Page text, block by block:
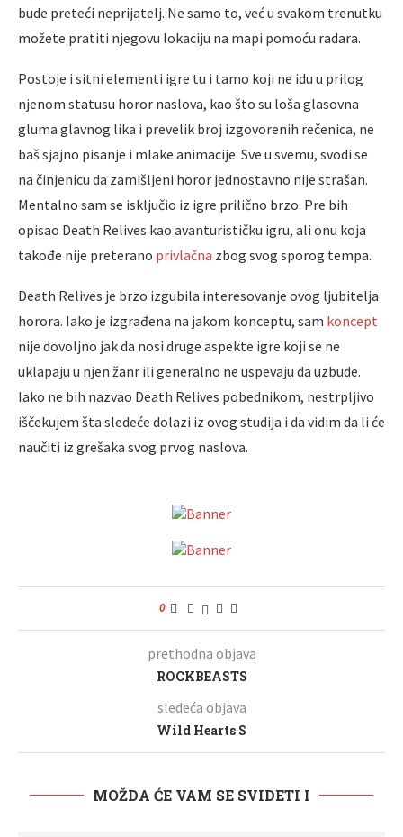
bude preteći neprijatelj. Ne samo to, već u svakom trenutku
možete pratiti njegovu lokaciju na mapi pomoću radara.
Postoje i sitni elementi igre tu i tamo koji ne idu u prilog
njenom statusu horor naslova, kao što su loša glasovna
gluma glavnog lika i prevelik broj izgovorenih rečenica, ne
baš sjajno pisanje i mlake animacije. Sve u svemu, svodi se
na činjenicu da zamišljeni horor jednostavno nije strašan.
Mentalno sam se isključio iz igre prilično brzo. Pre bih
opisao Death Relives kao avanturističku igru, ali onu koja
takođe nije preterano privlačna zbog svog sporog tempa.
Death Relives je brzo izgubila interesovanje ovog ljubitelja
horora. Iako je izgrađena na jakom konceptu, sam koncept
nije dovoljno jak da nosi druge aspekte igre koji se ne
uklapaju u njen žanr ili generalno ne uspevaju da uzbude.
Iako ne bih nazvao Death Relives pobednikom, nestrpljivo
iščekujem šta sledeće dolazi iz ovog studija i da vidim da li će
naučiti iz grešaka svog prvog naslova.
0
prethodna objava
ROCKBEASTS
sledeća objava
Wild Hearts S
MOŽDA ĆE VAM SE SVIDETI I